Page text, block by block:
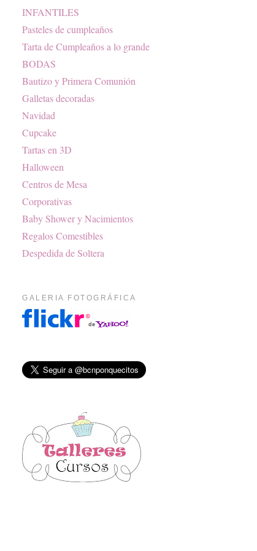
INFANTILES
Pasteles de cumpleaños
Tarta de Cumpleaños a lo grande
BODAS
Bautizo y Primera Comunión
Galletas decoradas
Navidad
Cupcake
Tartas en 3D
Halloween
Centros de Mesa
Corporativas
Baby Shower y Nacimientos
Regalos Comestibles
Despedida de Soltera
GALERIA FOTOGRÁFICA